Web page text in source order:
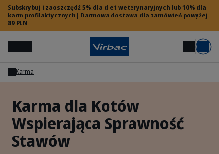
Subskrybuj i zaoszczędź 5% dla diet weterynaryjnych lub 10% dla
karm profilaktycznych| Darmowa dostawa dla zamówień powyżej
89 PLN
MenuSzukaj Moje konto Koszyk
Potrzebujesz pomocy?
Karma
Karma dla Kotów
Wspierająca Sprawność
Stawów